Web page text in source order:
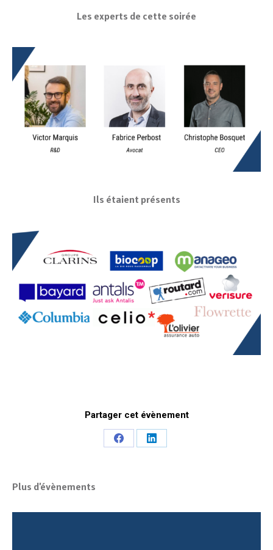
Les experts de cette soirée
Ils étaient présents
Partager cet évènement
Share
Share
Plus d'évènements